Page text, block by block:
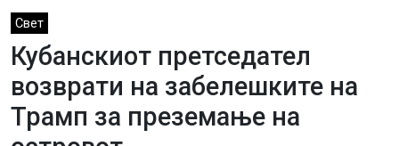
Свет
Кубанскиот претседател
возврати на забелешките на
Трамп за преземање на